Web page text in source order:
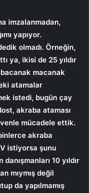
imzalanmadan,
yapıyor.
olmadı. Örneğin,
ya, ikisi de 25 yıldır
macanak
atamalar
istedi, bugün çay
akraba ataması
mücadele ettik.
akraba
istiyorsa şunu
10 yıldır
mıymış değil
da yapılmamış